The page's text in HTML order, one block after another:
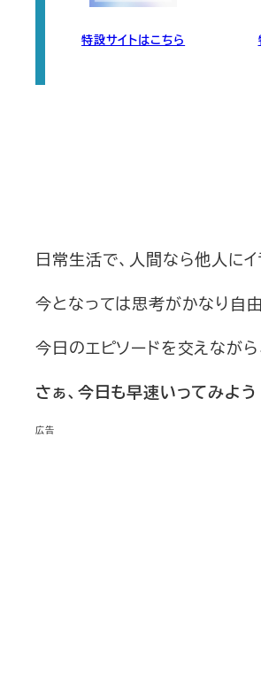
特設サイトはこちら
日常生活で、人間なら他人に
今となっては思考がかなり自
今日のエピソードを交えなが
さぁ、今日も早速いってみよう
広告